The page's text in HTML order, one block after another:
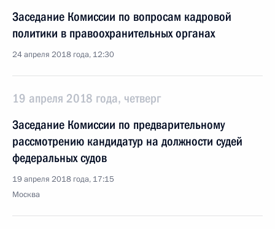
Заседание Комиссии по вопросам кадровой
политики в правоохранительных органах
24 апреля 2018 года, 12:30
19 апреля 2018 года, четверг
Заседание Комиссии по предварительному
рассмотрению кандидатур на должности судей
федеральных судов
19 апреля 2018 года, 17:15
Москва